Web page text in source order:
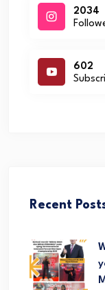
2034
602
Recent